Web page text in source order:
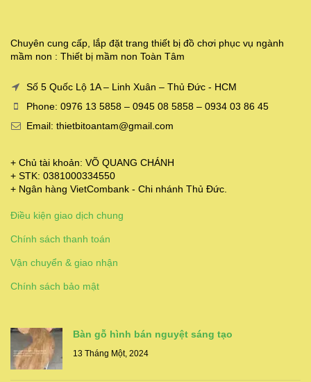
Chuyên cung cấp, lắp đặt trang thiết bị đồ chơi phục vụ ngành
mầm non : Thiết bị mầm non Toàn Tâm
Số 5 Quốc Lộ 1A – Linh Xuân – Thủ Đức - HCM
Phone: 0976 13 5858 – 0945 08 5858 – 0934 03 86 45
Email: thietbitoantam@gmail.com
+ Chủ tài khoản: VÕ QUANG CHÁNH
+ STK: 0381000334550
+ Ngân hàng VietCombank - Chi nhánh Thủ Đức.
Điều kiện giao dịch chung
Chính sách thanh toán
Vận chuyển & giao nhận
Chính sách bảo mật
Bàn gỗ hình bán nguyệt sáng tạo
13 Tháng Một, 2024